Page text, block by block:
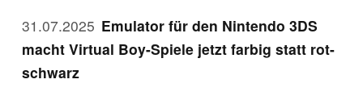
31.07.2025 Emulator für den Nintendo 3DS
macht Virtual Boy-Spiele jetzt farbig statt rot-
schwarz